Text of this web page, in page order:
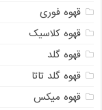
قهوه فوری
قهوه کلاسیک
قهوه گلد
قهوه گلد تاتا
قهوه میکس